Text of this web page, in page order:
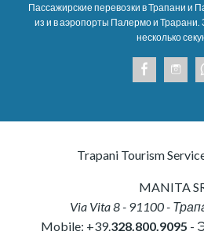
Пассажирские перевозки в Трапани и
из и в аэропорты Палермо и
несколько
Trapani Tourism
MANITA
Via Vita 8- 91100-
Mobile: +39.328.800.9095 -